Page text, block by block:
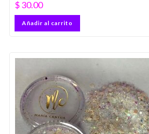
$ 30.00
Añadir al carrito